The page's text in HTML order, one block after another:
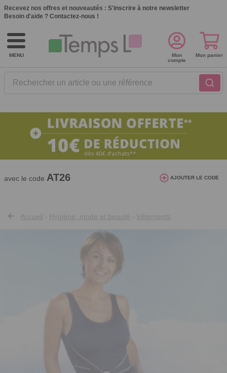
Recevez nos offres et nouveautés : S'inscrire à notre newsletter
Besoin d'aide ? Contactez-nous !
MENU
Rechercher un article ou une référence
Mon
compte
Mon panier
10€ de réduction dès 40€ d'achat. Offre
valable du 03/08/2026 au 12/08/2026.
avec le code AT26 AJOUTER LE CODE
Accueil Hygiène, mode et beauté Vêtements